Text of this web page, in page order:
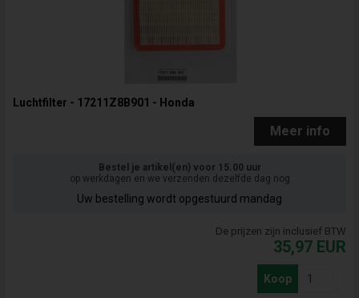
Luchtfilter - 17211Z8B901 - Honda
Meer info
Bestel je artikel(en) voor 15.00 uur
op werkdagen en we verzenden dezelfde dag nog
Uw bestelling wordt opgestuurd mandag
De prijzen zijn inclusief BTW
35,97 EUR
Koop